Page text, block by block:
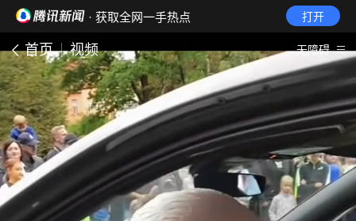
· 获取全网一手热点 打开
首页 视频 无障碍